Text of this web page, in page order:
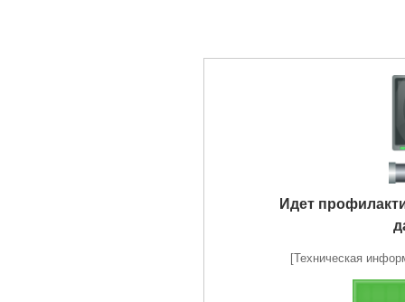
Идет
[Техническая